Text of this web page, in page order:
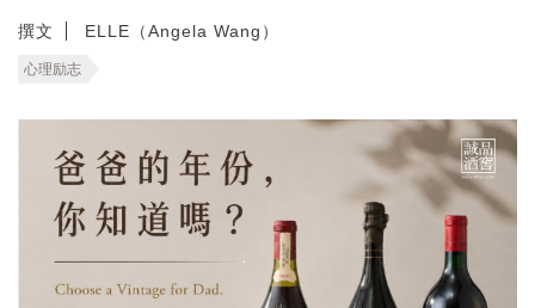
撰文 ELLE（Angela Wang）
心理励志